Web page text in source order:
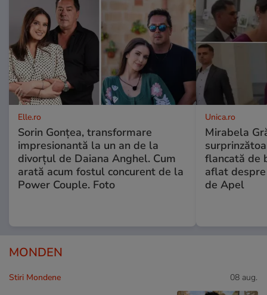
Elle.ro
Sorin Gonțea, transformare
impresionantă la un an de la
divorțul de Daiana Anghel. Cum
arată acum fostul concurent de la
Power Couple. Foto
Unica.ro
Mirabela
flancată de
aflat
de Apel
MONDEN
Stiri Mondene 08 aug.